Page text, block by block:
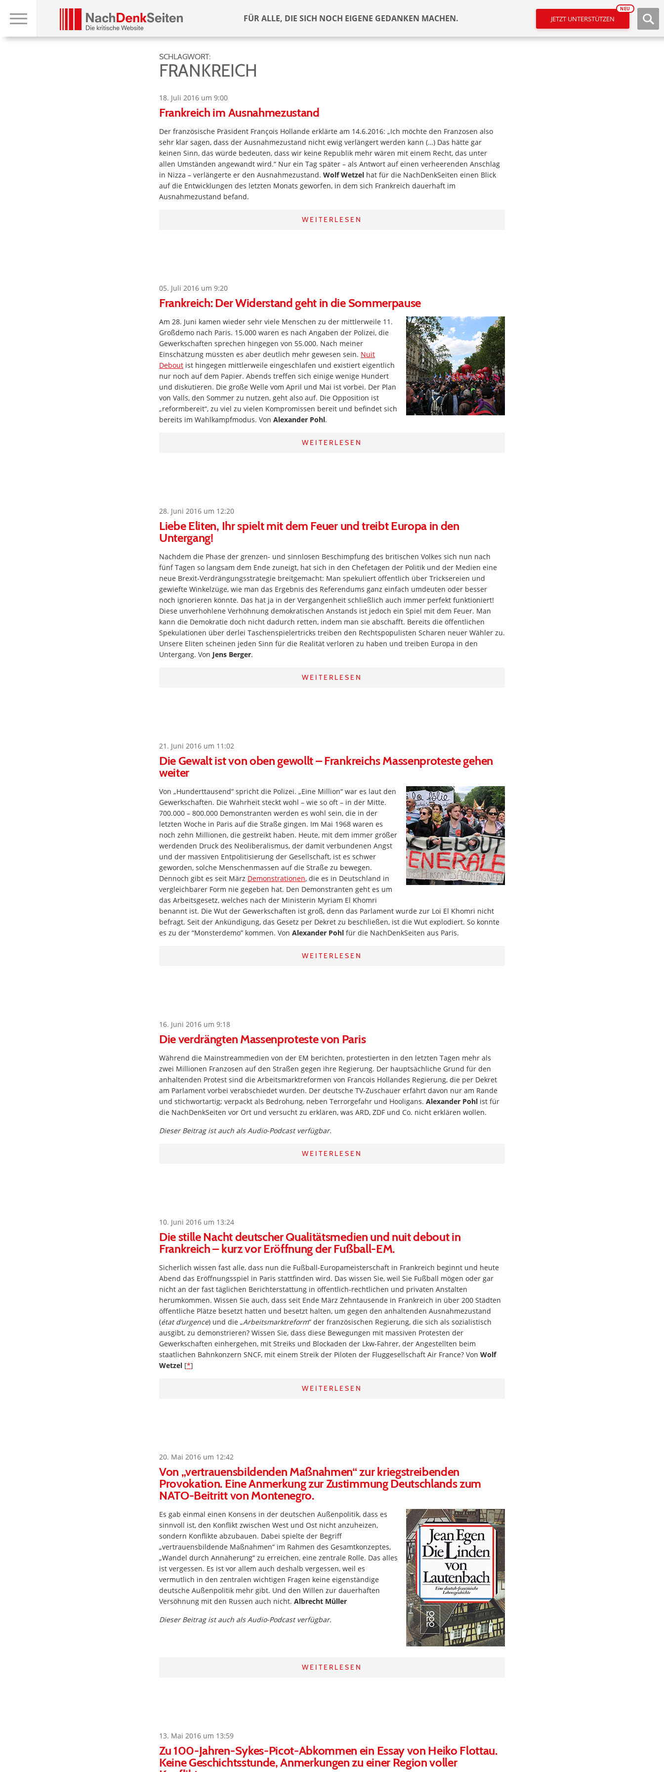
FÜR ALLE, DIE SICH NOCH EIGENE GEDANKEN MACHEN. JETZT UNTERSTÜTZEN
NEU
SCHLAGWORT:
FRANKREICH
18. Juli 2016 um 9:00
Frankreich im Ausnahmezustand
Der französische Präsident François Hollande erklärte am 14.6.2016: „Ich möchte den Franzosen also
sehr klar sagen, dass der Ausnahmezustand nicht ewig verlängert werden kann (…) Das hätte gar
keinen Sinn, das würde bedeuten, dass wir keine Republik mehr wären mit einem Recht, das unter
allen Umständen angewandt wird.“ Nur ein Tag später – als Antwort auf einen verheerenden Anschlag
in Nizza – verlängerte er den Ausnahmezustand. Wolf Wetzel hat für die NachDenkSeiten einen Blick
auf die Entwicklungen des letzten Monats geworfen, in dem sich Frankreich dauerhaft im
Ausnahmezustand befand.
WEITERLESEN
05. Juli 2016 um 9:20
Frankreich: Der Widerstand geht in die Sommerpause
Am 28. Juni kamen wieder sehr viele Menschen zu der mittlerweile 11.
Großdemo nach Paris. 15.000 waren es nach Angaben der Polizei, die
Gewerkschaften sprechen hingegen von 55.000. Nach meiner
Einschätzung müssten es aber deutlich mehr gewesen sein. Nuit
Debout ist hingegen mittlerweile eingeschlafen und existiert eigentlich
nur noch auf dem Papier. Abends treffen sich einige wenige Hundert
und diskutieren. Die große Welle vom April und Mai ist vorbei. Der Plan
von Valls, den Sommer zu nutzen, geht also auf. Die Opposition ist
„reformbereit“, zu viel zu vielen Kompromissen bereit und befindet sich
bereits im Wahlkampfmodus. Von Alexander Pohl.
WEITERLESEN
28. Juni 2016 um 12:20
Liebe Eliten, Ihr spielt mit dem Feuer und treibt Europa in den
Untergang!
Nachdem die Phase der grenzen- und sinnlosen Beschimpfung des britischen Volkes sich nun nach
fünf Tagen so langsam dem Ende zuneigt, hat sich in den Chefetagen der Politik und der Medien eine
neue Brexit-Verdrängungsstrategie breitgemacht: Man spekuliert öffentlich über Tricksereien und
gewiefte Winkelzüge, wie man das Ergebnis des Referendums ganz einfach umdeuten oder besser
noch ignorieren könnte. Das hat ja in der Vergangenheit schließlich auch immer perfekt funktioniert!
Diese unverhohlene Verhöhnung demokratischen Anstands ist jedoch ein Spiel mit dem Feuer. Man
kann die Demokratie doch nicht dadurch retten, indem man sie abschafft. Bereits die öffentlichen
Spekulationen über derlei Taschenspielertricks treiben den Rechtspopulisten Scharen neuer Wähler zu.
Unsere Eliten scheinen jeden Sinn für die Realität verloren zu haben und treiben Europa in den
Untergang. Von Jens Berger.
WEITERLESEN
21. Juni 2016 um 11:02
Die Gewalt ist von oben gewollt – Frankreichs Massenproteste gehen
weiter
Von „Hunderttausend“ spricht die Polizei. „Eine Million“ war es laut den
Gewerkschaften. Die Wahrheit steckt wohl – wie so oft – in der Mitte.
700.000 – 800.000 Demonstranten werden es wohl sein, die in der
letzten Woche in Paris auf die Straße gingen. Im Mai 1968 waren es
noch zehn Millionen, die gestreikt haben. Heute, mit dem immer größer
werdenden Druck des Neoliberalismus, der damit verbundenen Angst
und der massiven Entpolitisierung der Gesellschaft, ist es schwer
geworden, solche Menschenmassen auf die Straße zu bewegen.
Dennoch gibt es seit März Demonstrationen, die es in Deutschland in
vergleichbarer Form nie gegeben hat. Den Demonstranten geht es um
das Arbeitsgesetz, welches nach der Ministerin Myriam El Khomri
benannt ist. Die Wut der Gewerkschaften ist groß, denn das Parlament wurde zur Loi El Khomri nicht
befragt. Seit der Ankündigung, das Gesetz per Dekret zu beschließen, ist die Wut explodiert. So konnte
es zu der “Monsterdemo” kommen. Von Alexander Pohl für die NachDenkSeiten aus Paris.
WEITERLESEN
16. Juni 2016 um 9:18
Die verdrängten Massenproteste von Paris
Während die Mainstreammedien von der EM berichten, protestierten in den letzten Tagen mehr als
zwei Millionen Franzosen auf den Straßen gegen ihre Regierung. Der hauptsächliche Grund für den
anhaltenden Protest sind die Arbeitsmarktreformen von Francois Hollandes Regierung, die per Dekret
am Parlament vorbei verabschiedet wurden. Der deutsche TV-Zuschauer erfährt davon nur am Rande
und stichwortartig; verpackt als Bedrohung, neben Terrorgefahr und Hooligans. Alexander Pohl ist für
die NachDenkSeiten vor Ort und versucht zu erklären, was ARD, ZDF und Co. nicht erklären wollen.
Dieser Beitrag ist auch als Audio-Podcast verfügbar.
WEITERLESEN
10. Juni 2016 um 13:24
Die stille Nacht deutscher Qualitätsmedien und nuit debout in
Frankreich – kurz vor Eröffnung der Fußball-EM.
Sicherlich wissen fast alle, dass nun die Fußball-Europameisterschaft in Frankreich beginnt und heute
Abend das Eröffnungsspiel in Paris stattfinden wird. Das wissen Sie, weil Sie Fußball mögen oder gar
nicht an der fast täglichen Berichterstattung in öffentlich-rechtlichen und privaten Anstalten
herumkommen. Wissen Sie auch, dass seit Ende März Zehntausende in Frankreich in über 200 Städten
öffentliche Plätze besetzt hatten und besetzt halten, um gegen den anhaltenden Ausnahmezustand
(état d’urgence) und die „Arbeitsmarktreform“ der französischen Regierung, die sich als sozialistisch
ausgibt, zu demonstrieren? Wissen Sie, dass diese Bewegungen mit massiven Protesten der
Gewerkschaften einhergehen, mit Streiks und Blockaden der Lkw-Fahrer, der Angestellten beim
staatlichen Bahnkonzern SNCF, mit einem Streik der Piloten der Fluggesellschaft Air France? Von Wolf
Wetzel [*]
WEITERLESEN
20. Mai 2016 um 12:42
Von „vertrauensbildenden Maßnahmen“ zur kriegstreibenden
Provokation. Eine Anmerkung zur Zustimmung Deutschlands zum
NATO-Beitritt von Montenegro.
Es gab einmal einen Konsens in der deutschen Außenpolitik, dass es
sinnvoll ist, den Konflikt zwischen West und Ost nicht anzuheizen,
sondern Konflikte abzubauen. Dabei spielte der Begriff
„vertrauensbildende Maßnahmen“ im Rahmen des Gesamtkonzeptes,
„Wandel durch Annäherung“ zu erreichen, eine zentrale Rolle. Das alles
ist vergessen. Es ist vor allem auch deshalb vergessen, weil es
vermutlich in den zentralen wichtigen Fragen keine eigenständige
deutsche Außenpolitik mehr gibt. Und den Willen zur dauerhaften
Versöhnung mit den Russen auch nicht. Albrecht Müller
Dieser Beitrag ist auch als Audio-Podcast verfügbar.
WEITERLESEN
13. Mai 2016 um 13:59
Zu 100-Jahren-Sykes-Picot-Abkommen ein Essay von Heiko Flottau.
Keine Geschichtsstunde, Anmerkungen zu einer Region voller